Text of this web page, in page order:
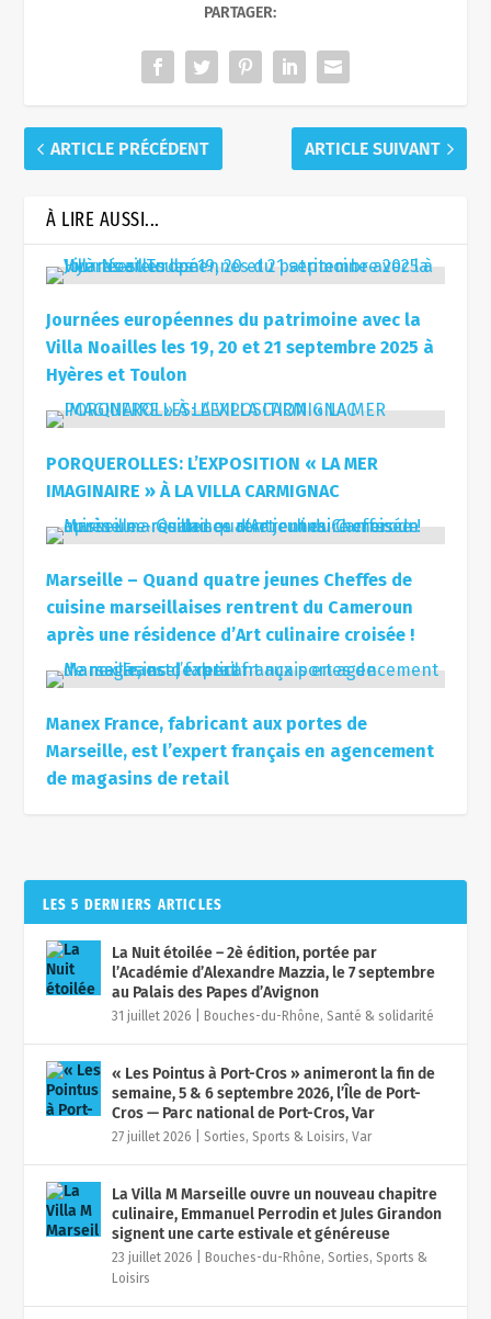
PARTAGER:
ARTICLE PRÉCÉDENT ARTICLE SUIVANT
À LIRE AUSSI...
Journées européennes du patrimoine avec la
Villa Noailles les 19, 20 et 21 septembre 2025 à
Hyères et Toulon
PORQUEROLLES: L’EXPOSITION « LA MER
IMAGINAIRE » À LA VILLA CARMIGNAC
Marseille – Quand quatre jeunes Cheffes de
cuisine marseillaises rentrent du Cameroun
après une résidence d’Art culinaire croisée !
Manex France, fabricant aux portes de
Marseille, est l’expert français en agencement
de magasins de retail
LES 5 DERNIERS ARTICLES
La Nuit étoilée – 2è édition, portée par
l’Académie d’Alexandre Mazzia, le 7 septembre
au Palais des Papes d’Avignon
31 juillet 2026 Bouches-du-Rhône,Santé & solidarité
« Les Pointus à Port-Cros » animeront la fin de
semaine, 5 & 6 septembre 2026, l’Île de Port-
Cros — Parc national de Port-Cros, Var
27 juillet 2026 |Sorties, Sports & Loisirs,Var
La Villa M Marseille ouvre un nouveau chapitre
culinaire, Emmanuel Perrodin et Jules Girandon
signent une carte estivale et généreuse
23 juillet 2026 Bouches-du-Rhône,Sorties, Sports &
Loisirs